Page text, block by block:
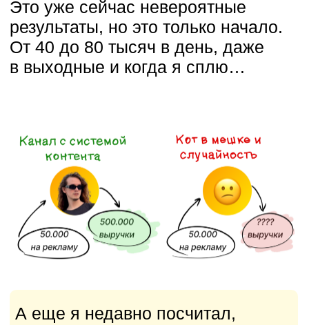
Как только в вашем блоге
появляются сильные тексты —
это запускает цепную реакцию
— Вся реклама, которую
вы покупаете, всегда будет
дешевле, чем у конкурентов
со слабыми текстами
— А значит у вас всегда будет
— Появятся деньги, чтобы
наниматьсильную команду.